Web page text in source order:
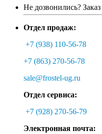
Не дозвонились?
Отдел продаж:
+7 (938) 110-56-78
+7 (863) 270-56-78
sale@frostel-ug.ru
Отдел сервиса:
+7 (928) 270-56-79
Электронная почта: